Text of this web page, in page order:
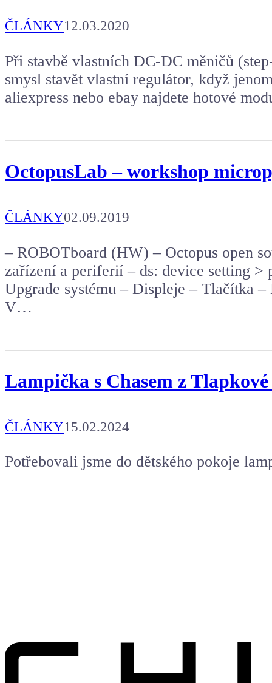
ČLÁNKY12.03.2020
Při stavbě vlastních DC-DC měničů
smysl stavět vlastní regulátor, když
aliexpress nebo ebay najdete hotové
OctopusLab – workshop
ČLÁNKY02.09.2019
– ROBOTboard (HW) – Octopus open
zařízení a periferií – ds: device setting >
Upgrade systému – Displeje – Tlačítka
V…
Lampička s Chasem z
ČLÁNKY15.02.2024
Potřebovali jsme do dětského pokoje